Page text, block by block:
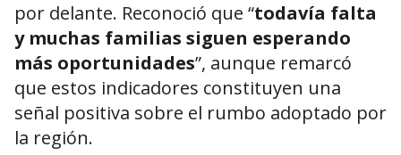
por delante. Reconoció que “todavía falta
y muchas familias siguen esperando
más oportunidades”, aunque remarcó
que estos indicadores constituyen una
señal positiva sobre el rumbo adoptado por
la región.